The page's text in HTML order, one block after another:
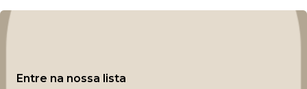
Entre na nossa lista